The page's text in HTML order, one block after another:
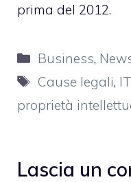
prima del 2012.
Categorie
Business,
Tag
Cause legali,
proprietà
Lascia un